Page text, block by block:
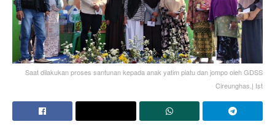
Saat dilakukan proses santunan kepada anak yatim piatu dan jompo oleh GDSS
Cireunghas.| Ist